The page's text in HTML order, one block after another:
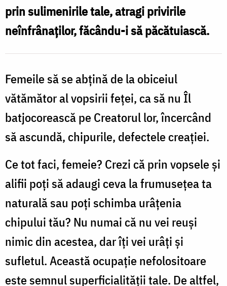
prin sulimenirile tale, atragi privirile
neînfrânaţilor, făcându-i să păcătuiască.
Femeile să se abţină de la obiceiul
vătămător al vopsirii feţei, ca să nu Îl
batjocorească pe Creatorul lor, încercând
să ascundă, chipurile, defectele creaţiei.
Ce tot faci, femeie? Crezi că prin vopsele şi
alifii poţi să adaugi ceva la frumuseţea ta
naturală sau poţi schimba urâţenia
chipului tău? Nu numai că nu vei reuşi
nimic din acestea, dar îţi vei urâţi şi
sufletul. Această ocupaţie nefolositoare
este semnul superficialităţii tale. De altfel,